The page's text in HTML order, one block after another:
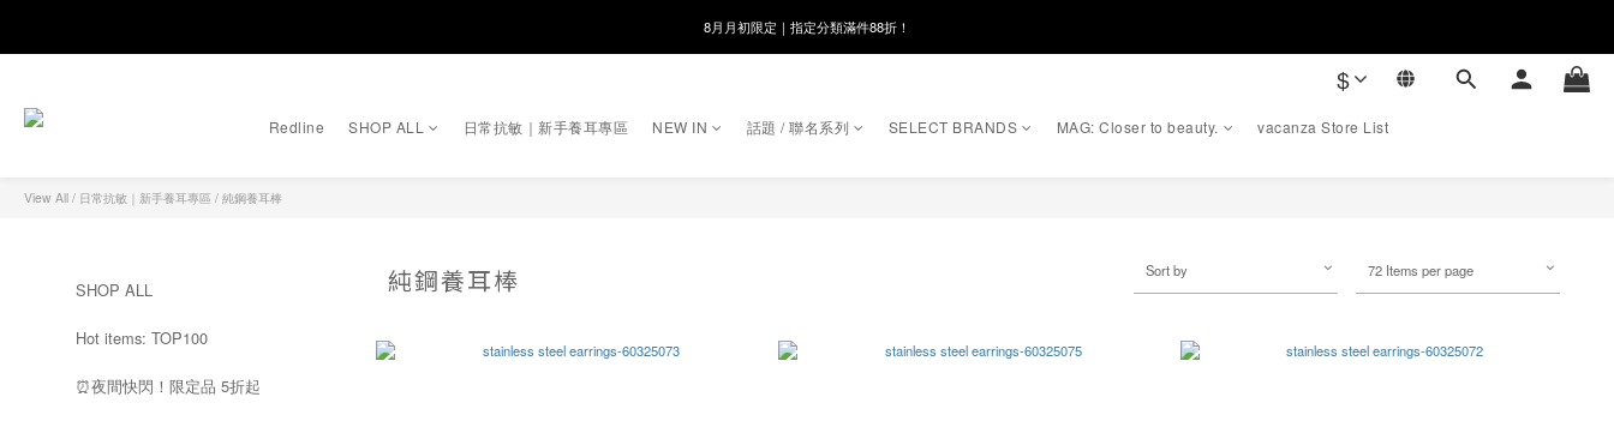
8月月初限定｜指定分類滿件88折！
8月月初限定｜指定分類滿件88折！
🌸新會員限定🌸註冊送$100購物金
$
Redline SHOP ALL 日常抗敏｜新手養耳專區 NEW IN 話題 / 聯名系列 SELECT BRANDS MAG: Closer to beauty. vacanza Store List
View All / 日常抗敏｜新手養耳專區 / 純鋼養耳棒
SHOP ALL
Hot items: TOP100
⏰夜間快閃！限定品 5折起
純鋼養耳棒 Sort by 72 Items per page